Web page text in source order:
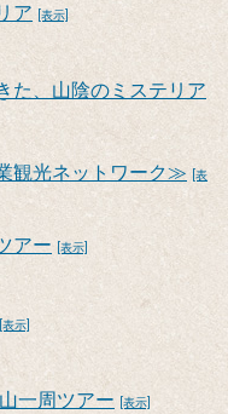
ア [表示]
た、山陰のミステリア
観光ネットワーク≫
[表
アー [表示]
[表示]
一周ツアー [表示]